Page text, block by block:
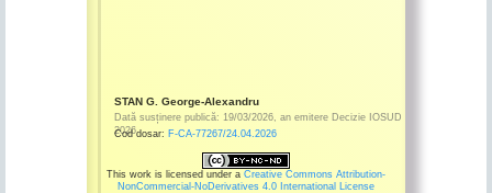
STAN G. George-Alexandru
Dată susținere publică: 19/03/2026 an emitere Decizie IOSUD
2026
Cod dosar: F-CA-77267/24.04.2026
This work is licensed under a Creative Commons Attribution-
NonCommercial-NoDerivatives 4.0 International License